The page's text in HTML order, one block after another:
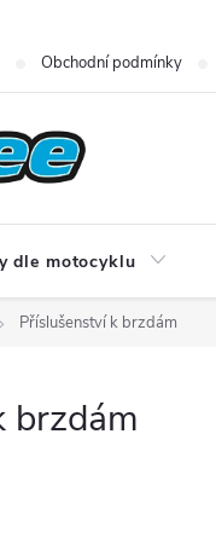
Obchodní podmínky
dle motocyklu
Příslušenství k brzdám
brzdám